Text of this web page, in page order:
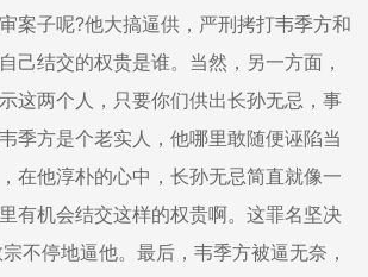
子呢?他大搞逼供，严刑拷打韦季方和
己结交的权贵是谁。当然，另一方面，
这两个人，只要你们供出长孙无忌，事
季方是个老实人，他哪里敢随便诬陷当
在他淳朴的心中，长孙无忌简直就像一
有机会结交这样的权贵啊。这罪名坚决
不停地逼他。最后，韦季方被逼无奈，